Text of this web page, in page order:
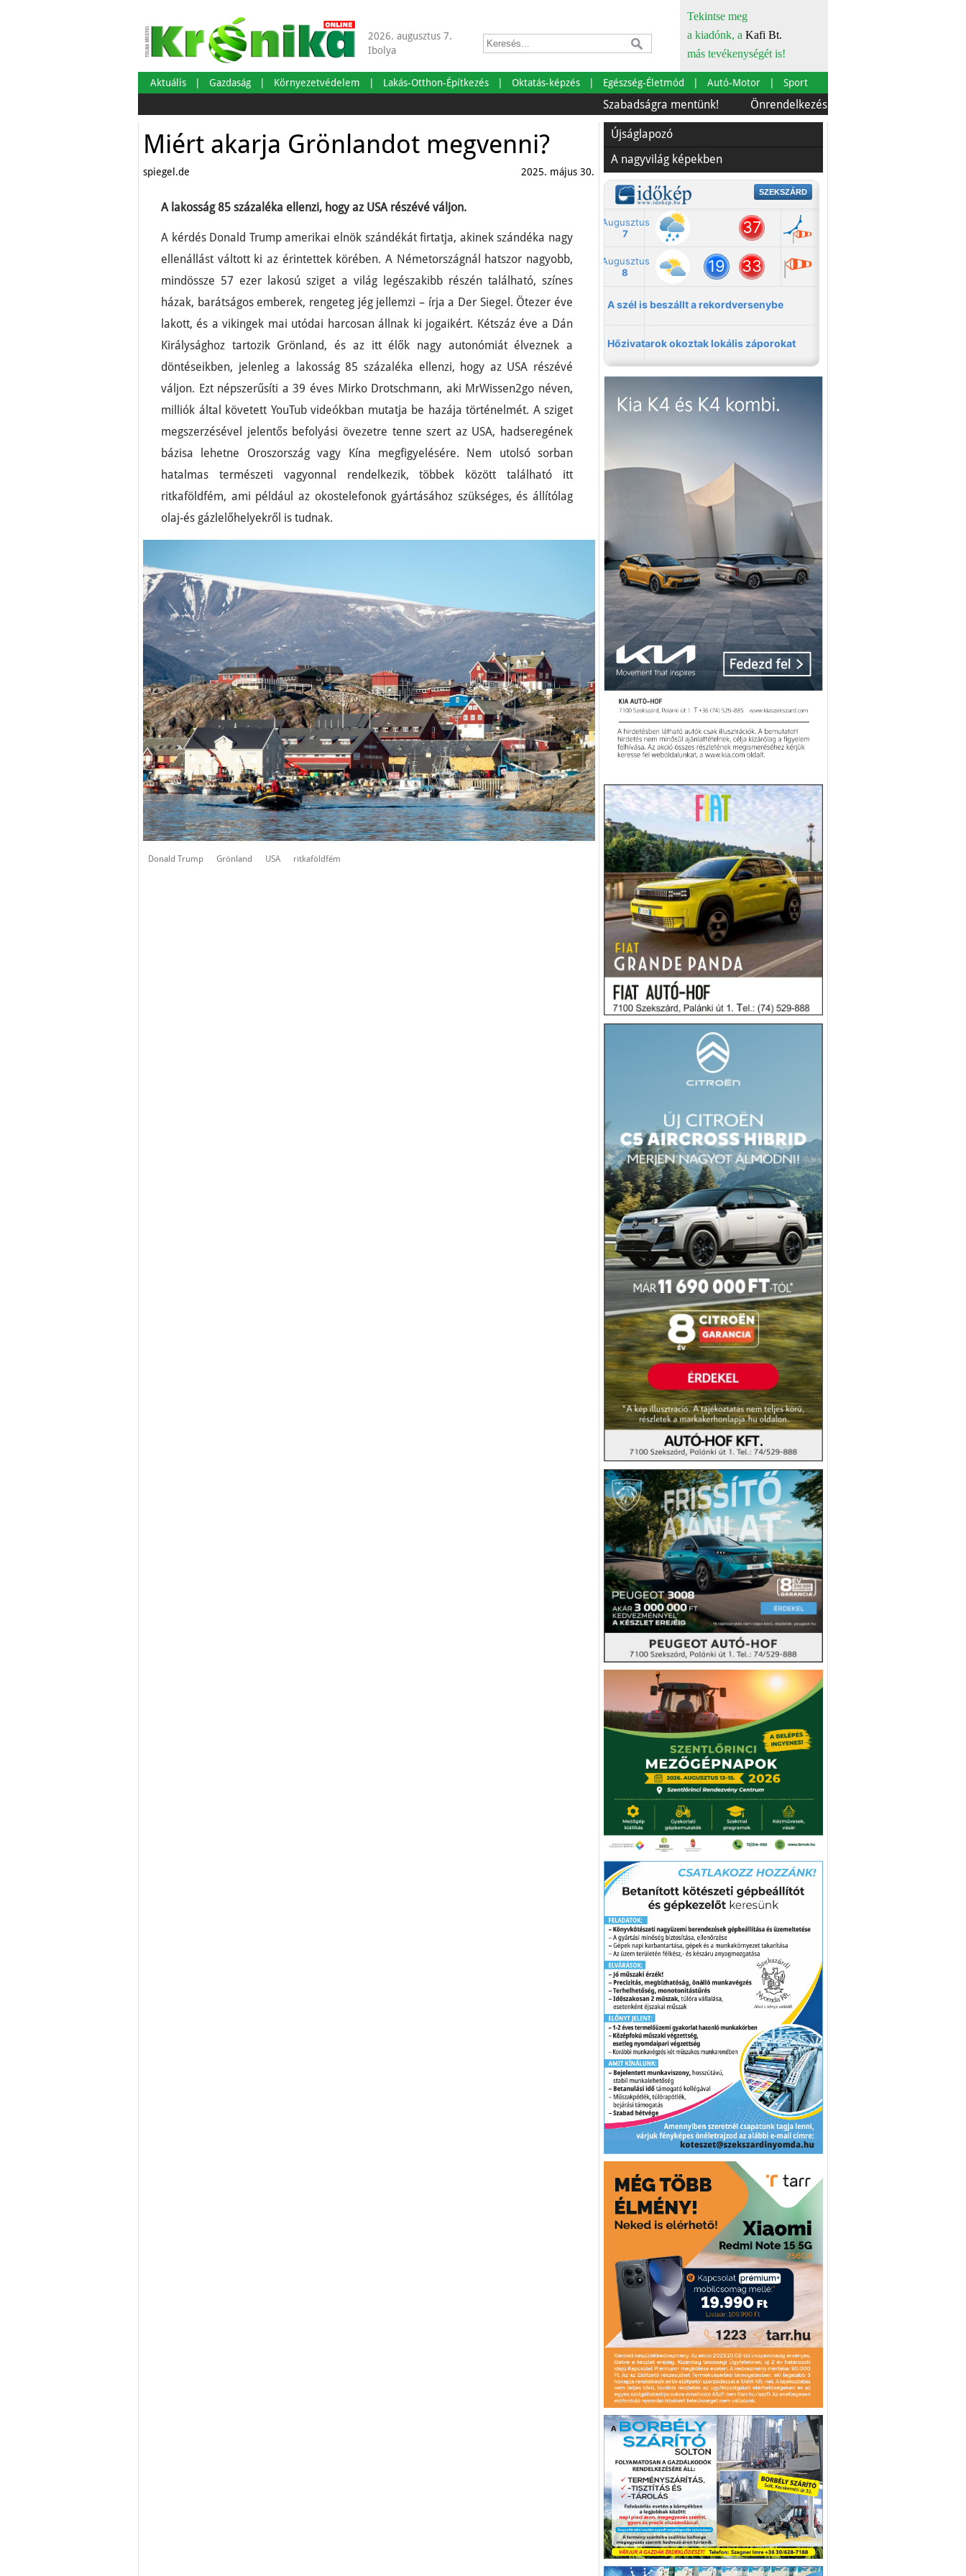
2026. augusztus 7.
Ibolya
Tekintse meg
a kiadónk, a Kafi Bt.
más tevékenységét is!
Aktuális Gazdaság Környezetvédelem Lakás-Otthon-Építkezés Oktatás-képzés Egészség-Életmód Autó-Motor Sport
Szabadságra mentünk! Önrendelkezés és szürkebarát
Miért akarja Grönlandot megvenni?
spiegel.de 2025. május 30.
A lakosság 85 százaléka ellenzi, hogy az USA részévé váljon.
A kérdés Donald Trump amerikai elnök szándékát firtatja, akinek szándéka nagy
ellenállást váltott ki az érintettek körében. A Németországnál hatszor nagyobb,
mindössze 57 ezer lakosú sziget a világ legészakibb részén található, színes
házak, barátságos emberek, rengeteg jég jellemzi – írja a Der Siegel. Ötezer éve
lakott, és a vikingek mai utódai harcosan állnak ki jogaikért. Kétszáz éve a Dán
Királysághoz tartozik Grönland, és az itt élők nagy autonómiát élveznek a
döntéseikben, jelenleg a lakosság 85 százaléka ellenzi, hogy az USA részévé
váljon. Ezt népszerűsíti a 39 éves Mirko Drotschmann, aki MrWissen2go néven,
milliók által követett YouTub videókban mutatja be hazája történelmét. A sziget
megszerzésével jelentős befolyási övezetre tenne szert az USA, hadseregének
bázisa lehetne Oroszország vagy Kína megfigyelésére. Nem utolsó sorban
hatalmas természeti vagyonnal rendelkezik, többek között található itt
ritkaföldfém, ami például az okostelefonok gyártásához szükséges, és állítólag
olaj-és gázlelőhelyekről is tudnak.
Donald Trump Grönland USA ritkaföldfém
Újságlapozó
A nagyvilág képekben